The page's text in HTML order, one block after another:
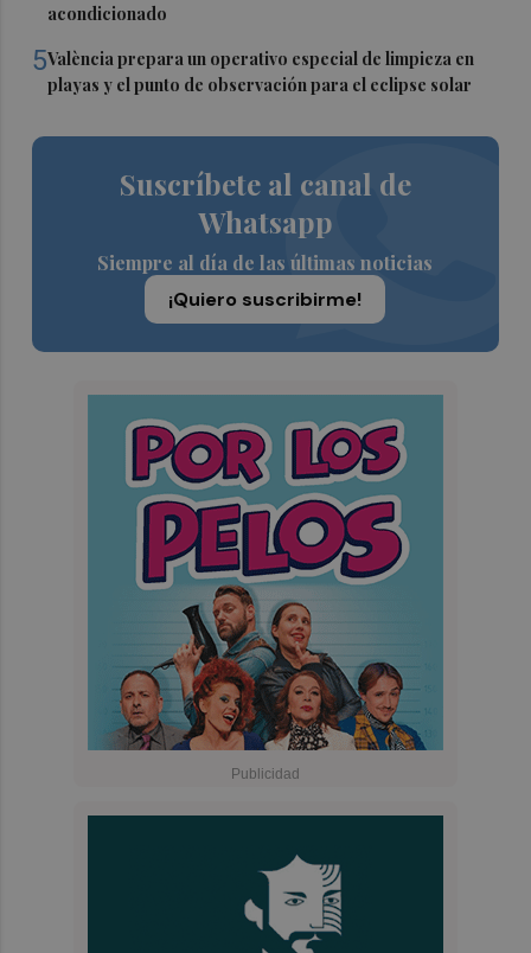
acondicionado
5València prepara un operativo especial de limpieza en
playas y el punto de observación para el eclipse solar
Suscríbete al canal de
Whatsapp
Siempre al día de las últimas noticias
¡Quiero suscribirme!